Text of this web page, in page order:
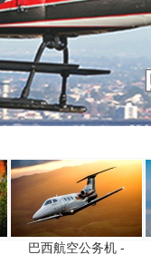
巴西航空公务机 -